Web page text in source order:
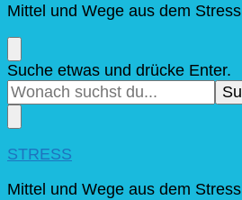
Mittel und Wege aus dem Stress
Suchst
du
nach
etwas?
Suche etwas und drücke Enter.
STRESS
Mittel und Wege aus dem Stress